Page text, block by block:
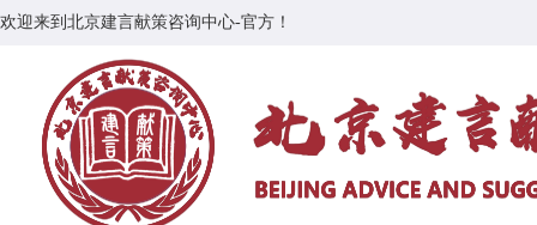
欢迎来到北京建言献策咨询中心-官方！